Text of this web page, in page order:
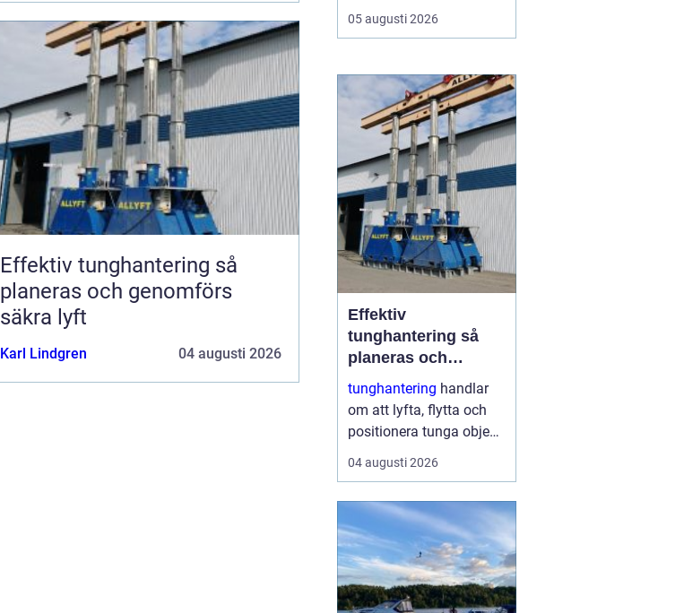
Effektiv tunghantering så
planeras och genomförs
säkra lyft
Karl Lindgren 04 augusti 2026
För många bilägare i
Stockholm väcker
går skrotningen till?
Vilka papper behövs?
Hur ser man till att bilen
tas om hand på ett
miljöriktigt sätt? En
seriö...
05 augusti 2026
Effektiv
tunghantering så
planeras och
genomförs säkra
lyft
tunghantering handlar
om att lyfta, flytta och
positionera tunga objekt
som maskiner, hus, broar
och stora
Arbetet kräver noggrann
planering,
specialutrustning och ett
stort fokus på
säkerhet....
04 augusti 2026